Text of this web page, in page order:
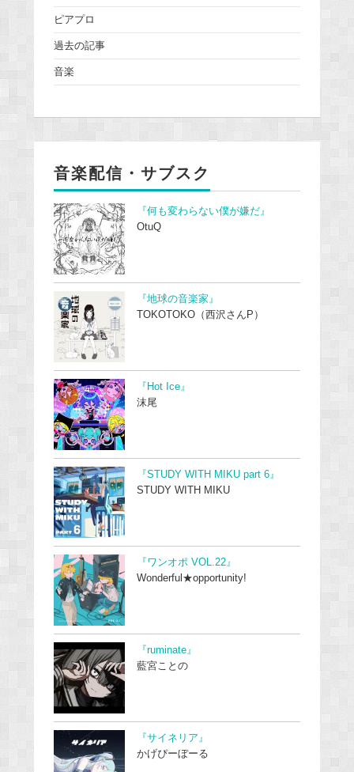
ピアプロ
過去の記事
音楽
音楽配信・サブスク
『何も変わらない僕が嫌だ』
OtuQ
『地球の音楽家』
TOKOTOKO（西沢さんP）
『Hot Ice』
沫尾
『STUDY WITH MIKU part 6』
STUDY WITH MIKU
『ワンオポ VOL.22』
Wonderful★opportunity!
『ruminate』
藍宮ことの
『サイネリア』
かげぴーぼーる